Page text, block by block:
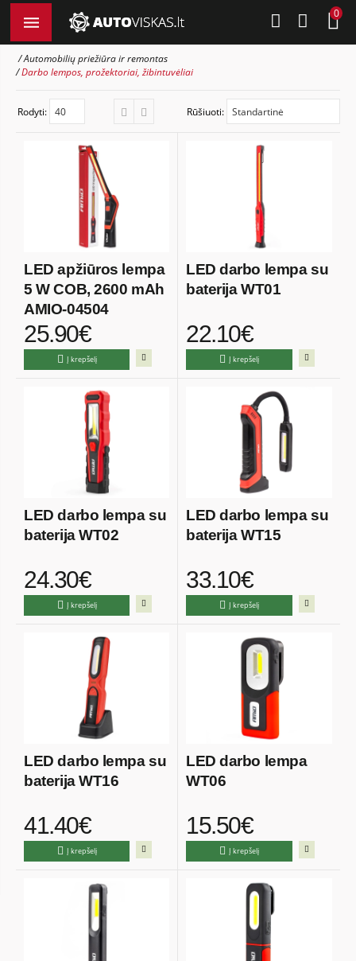
0
Automobilių priežiūra ir remontas
Darbo lempos, prožektoriai, žibintuvėliai
Rūšiuoti:
Rodyti:
LED apžiūros lempa
5 W COB, 2600 mAh
AMIO-04504
25.90€
Į krepšelį
LED darbo lempa su
baterija WT01
22.10€
Į krepšelį
LED darbo lempa su
baterija WT02
24.30€
Į krepšelį
LED darbo lempa su
baterija WT15
33.10€
Į krepšelį
LED darbo lempa su
baterija WT16
41.40€
Į krepšelį
LED darbo lempa
WT06
15.50€
Į krepšelį